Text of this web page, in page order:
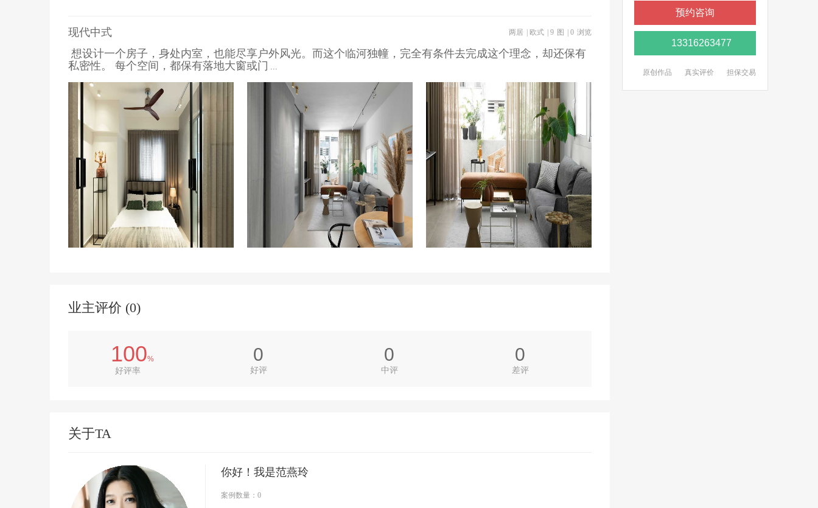
预约咨询
13316263477
原创作品 真实评价 担保交易
现代中式 两居 欧式 9 图 0 浏览
想设计一个房子，身处内室，也能尽享户外风光。而这个临河独幢，完全有条件去完成这个理念，却还保有
私密性。 每个空间，都保有落地大窗或门 ...
业主评价 (0)
100%
好评率
0
好评
0
中评
0
差评
关于TA
你好！我是范燕玲
案例数量： 0